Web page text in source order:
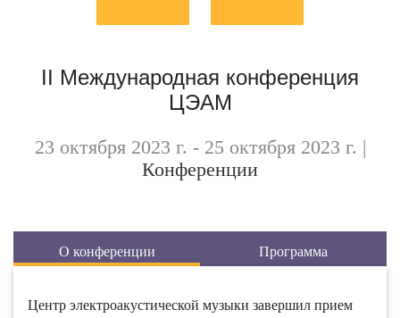
II Международная конференция
ЦЭАМ
23 октября 2023 г. - 25 октября 2023 г. |
Конференции
О конференции Программа
Центр электроакустической музыки завершил прием